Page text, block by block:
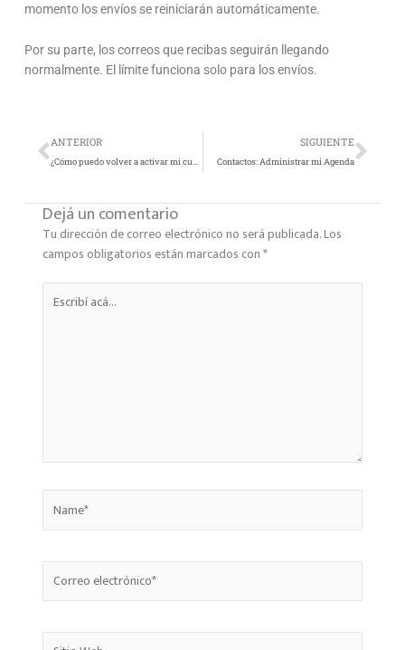
momento los envíos se reiniciarán automáticamente.
Por su parte, los correos que recibas seguirán llegando
normalmente. El límite funciona solo para los envíos.
Prev
ANTERIOR
¿Cómo puedo volver a activar mi cuenta?
SIGUIENTE
Contactos: Administrar mi Agenda
Dejá un comentario
Tu dirección de correo electrónico no será publicada.Los
campos obligatorios están marcados con*
acá...
electrónico*